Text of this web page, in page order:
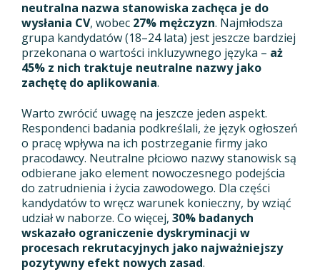
neutralna nazwa stanowiska zachęca je do
wysłania CV, wobec 27% mężczyzn. Najmłodsza
grupa kandydatów (18–24 lata) jest jeszcze bardziej
przekonana o wartości inkluzywnego języka – aż
45% z nich traktuje neutralne nazwy jako
zachętę do aplikowania.
Warto zwrócić uwagę na jeszcze jeden aspekt.
Respondenci badania podkreślali, że język ogłoszeń
o pracę wpływa na ich postrzeganie firmy jako
pracodawcy. Neutralne płciowo nazwy stanowisk są
odbierane jako element nowoczesnego podejścia
do zatrudnienia i życia zawodowego. Dla części
kandydatów to wręcz warunek konieczny, by wziąć
udział w naborze. Co więcej, 30% badanych
wskazało ograniczenie dyskryminacji w
procesach rekrutacyjnych jako najważniejszy
pozytywny efekt nowych zasad.